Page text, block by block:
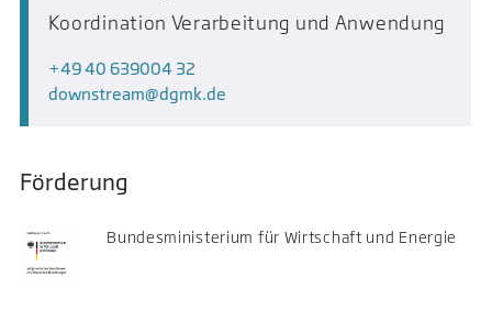
Koordination Verarbeitung und Anwendung
+49 40 639004 32
downstream
dgmk.de
Förderung
Bundesministerium für Wirtschaft und Energie